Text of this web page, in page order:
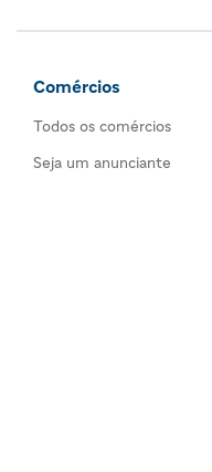
Comércios
Todos os comércios
Seja um anunciante